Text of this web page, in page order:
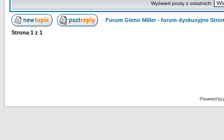
Wyświetl posty z ostatnich:
Forum Glenn Miller - forum dyskusyjne
Strona 1 z 1
Powered by